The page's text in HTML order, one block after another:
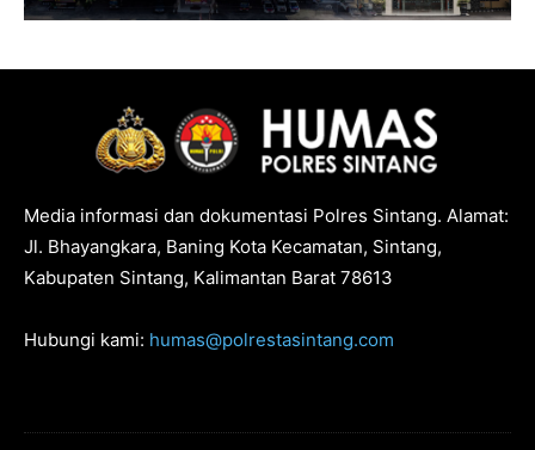
Media informasi dan dokumentasi Polres Sintang. Alamat:
Jl. Bhayangkara, Baning Kota Kecamatan, Sintang,
Kabupaten Sintang, Kalimantan Barat 78613
Hubungi kami: humas@polrestasintang.com